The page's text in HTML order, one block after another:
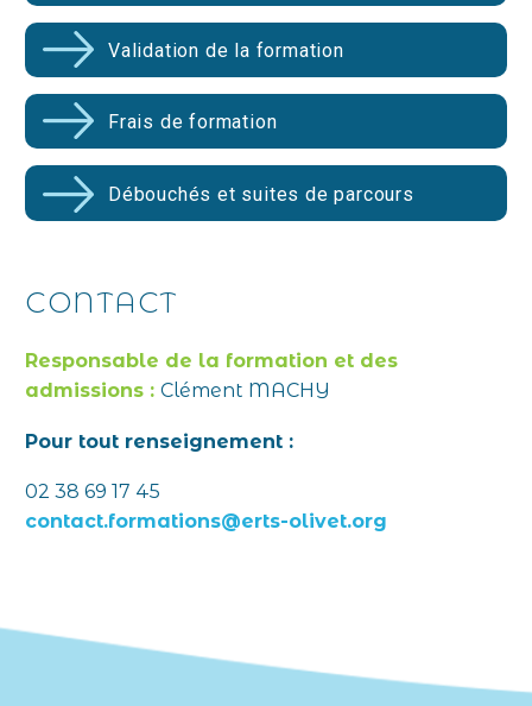
Validation de la formation
Frais de formation
Débouchés et suites de parcours
CONTACT
Responsable de la formation et des
admissions : Clément MACHY
Pour tout renseignement :
02 38 69 17 45
contact.formations@erts-olivet.org